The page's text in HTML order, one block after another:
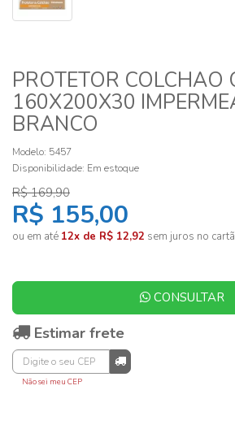
PROTETOR COLCHAO
160X200X30
BRANCO
Modelo: 5457
Disponibilidade: Em estoque
R$ 169,90
R$ 155,00
ou em até 12x de R$ 12,92 sem juros no
CONSULTAR
Estimar frete
Não sei meu CEP